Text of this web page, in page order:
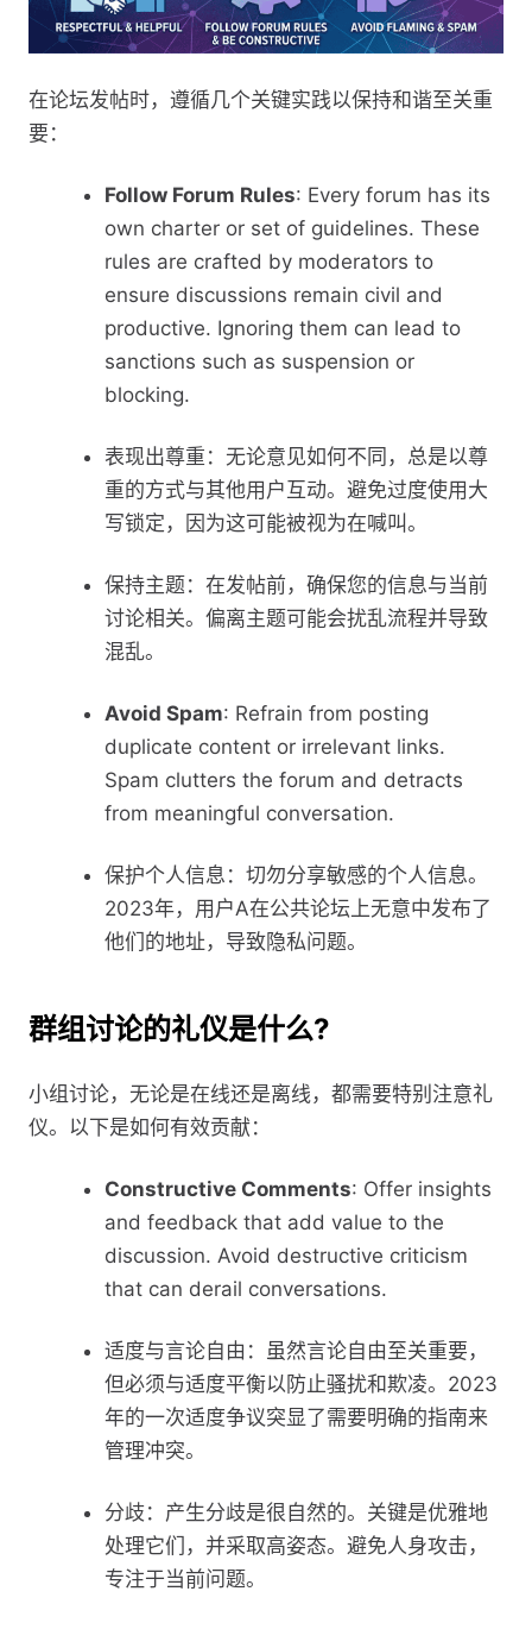
在论坛发帖时，遵循几个关键实践以保持和谐至关重
要：
Follow Forum Rules: Every forum has its
own charter or set of guidelines. These
rules are crafted by moderators to
ensure discussions remain civil and
productive. Ignoring them can lead to
sanctions such as suspension or
blocking.
表现出尊重：无论意见如何不同，总是以尊
重的方式与其他用户互动。避免过度使用大
写锁定，因为这可能被视为在喊叫。
保持主题：在发帖前，确保您的信息与当前
讨论相关。偏离主题可能会扰乱流程并导致
混乱。
Avoid Spam: Refrain from posting
duplicate content or irrelevant links.
Spam clutters the forum and detracts
from meaningful conversation.
保护个人信息：切勿分享敏感的个人信息。
2023年，用户A在公共论坛上无意中发布了
他们的地址，导致隐私问题。
群组讨论的礼仪是什么?
小组讨论，无论是在线还是离线，都需要特别注意礼
仪。以下是如何有效贡献：
Constructive Comments: Offer insights
and feedback that add value to the
discussion. Avoid destructive criticism
that can derail conversations.
适度与言论自由：虽然言论自由至关重要，
但必须与适度平衡以防止骚扰和欺凌。2023
年的一次适度争议突显了需要明确的指南来
管理冲突。
分歧：产生分歧是很自然的。关键是优雅地
处理它们，并采取高姿态。避免人身攻击，
专注于当前问题。